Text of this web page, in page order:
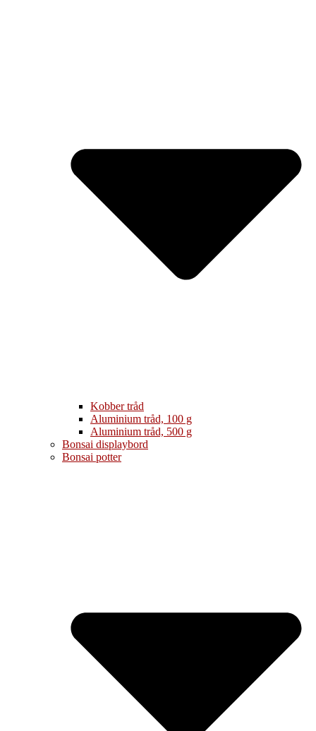
Kobber tråd
Aluminium tråd, 100 g
Aluminium tråd, 500 g
Bonsai displaybord
Bonsai potter